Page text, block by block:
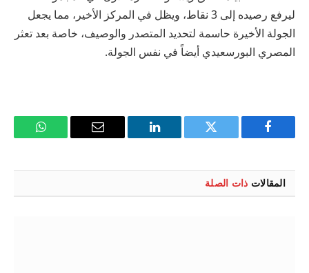
ليرفع رصيده إلى 3 نقاط، ويظل في المركز الأخير، مما يجعل
الجولة الأخيرة حاسمة لتحديد المتصدر والوصيف، خاصة بعد تعثر
المصري البورسعيدي أيضاً في نفس الجولة.
فيسبوك تويتر لينكدإن
البريد
واتساب
المقالات ذات الصلة